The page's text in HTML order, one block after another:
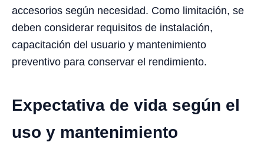
accesorios según necesidad. Como limitación, se
deben considerar requisitos de instalación,
capacitación del usuario y mantenimiento
preventivo para conservar el rendimiento.
Expectativa de vida según el
uso y mantenimiento